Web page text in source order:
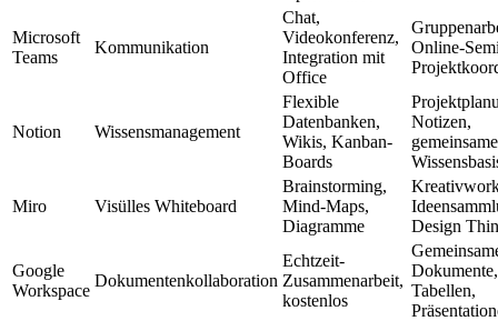
Microsoft
Teams
Kommunikation
Chat,
Videokonferenz,
Integration mit
Office
Online-
Notion Wissensmanagement
Flexible
Datenbanken,
Wikis, Kanban-
Boards
Notizen,
gemeinsame
Miro Visülles Whiteboard
Brainstorming,
Mind-Maps,
Diagramme
Design
Google
Workspace
Dokumentenkollaboration
Echtzeit-
Zusammenarbeit,
kostenlos
Dokumente,
Tabellen,